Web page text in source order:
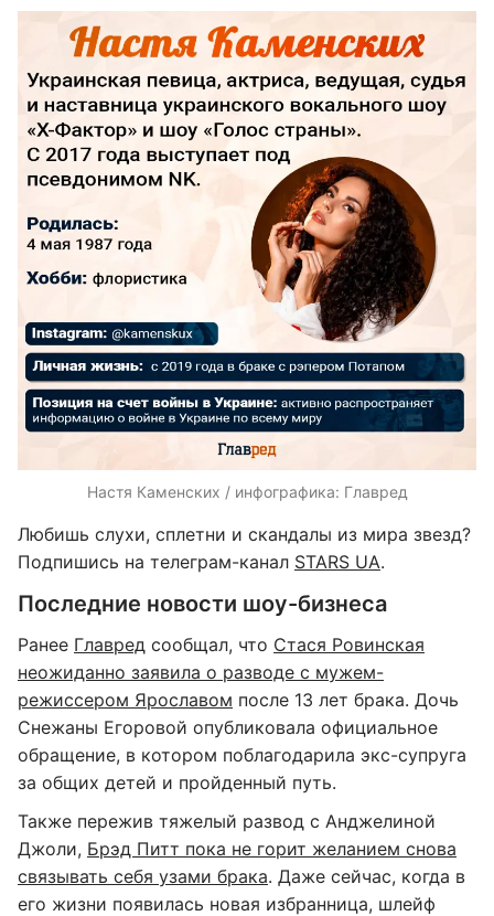
Настя Каменских / инфографика: Главред
Любишь слухи, сплетни и скандалы из мира звезд?
Подпишись на телеграм-канал STARS UA.
Последние новости шоу-бизнеса
Ранее Главред сообщал, что Стася Ровинская
неожиданно заявила о разводе с мужем-
режиссером Ярославом после 13 лет брака. Дочь
Снежаны Егоровой опубликовала официальное
обращение, в котором поблагодарила экс-супруга
за общих детей и пройденный путь.
Также пережив тяжелый развод с Анджелиной
Джоли, Брэд Питт пока не горит желанием снова
связывать себя узами брака. Даже сейчас, когда в
его жизни появилась новая избранница, шлейф